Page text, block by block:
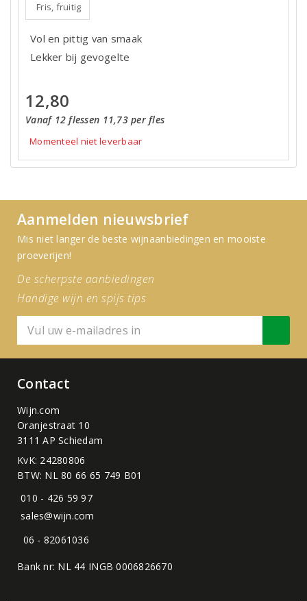
Fris, fruitig
Vol en pittig van smaak
Lekker bij gevogelte
12,80
Vanaf 12 flessen 11,73 per fles
Momenteel niet leverbaar
Aanmelden nieuwsbrief
Mis niet langer de beste wijnaanbiedingen en mooiste
proeverijen!
De scherpste aanbiedingen
Handige wijn en spijs tips
Contact
Wijn.com
Oranjestraat 10
3111 AP Schiedam
KvK: 24280806
BTW: NL 80 66 65 749 B01
010 - 426 59 97
sales@wijn.com
06 - 82061036
Bank nr: NL 44 INGB 0006826670